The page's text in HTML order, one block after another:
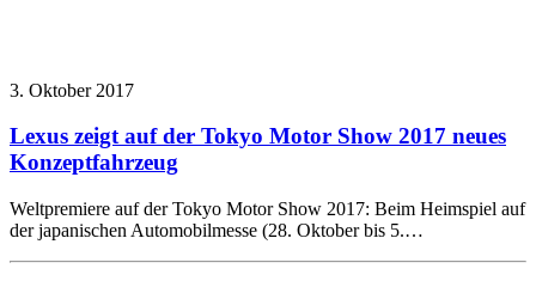
3. Oktober 2017
Lexus zeigt auf der Tokyo Motor Show 2017 neues
Konzeptfahrzeug
Weltpremiere auf der Tokyo Motor Show 2017: Beim Heimspiel auf
der japanischen Automobilmesse (28. Oktober bis 5.…